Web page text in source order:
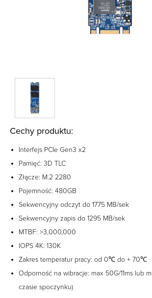
Cechy produktu:
Interfejs PCIe Gen3 x2
Pamięć: 3D TLC
Złącze: M.2 2280
Pojemność: 480GB
Sekwencyjny odczyt do 1775 MB/sek
Sekwencyjny zapis do 1295 MB/sek
MTBF: >3,000,000
IOPS 4K: 130K
Zakres temperatur pracy: od 0℃ do + 70℃
Odporność na wibracje: max 50G/11ms lub
czasie spoczynku)